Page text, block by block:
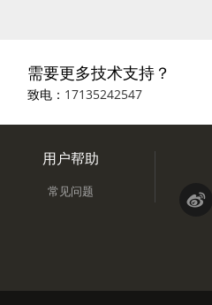
需要更多技术支持？
致电： 17135242547
用户帮助
常见问题